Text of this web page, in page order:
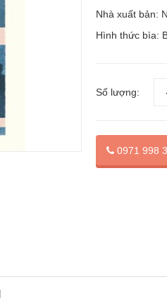
Nhà xuất bản:
Hình thức bìa:
Số lượng:
0971 998